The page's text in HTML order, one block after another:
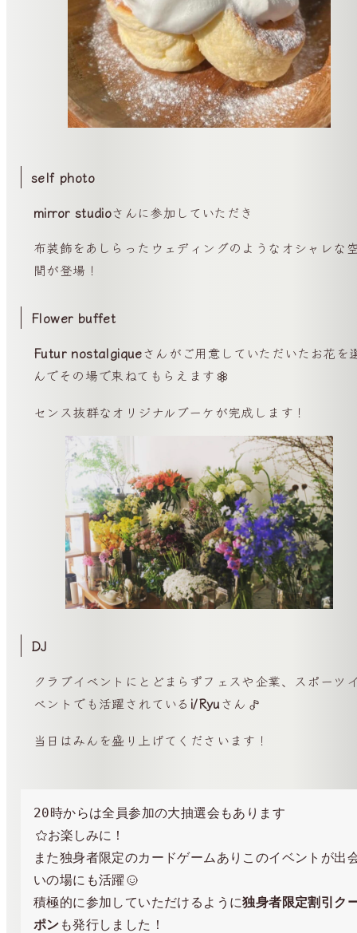
self photo
mirror studioさんに参加していただき
布装飾をあしらったウェディングのようなオシャレな
間が登場！
Flower buffet
Futur nostalgiqueさんがご用意していただいたお花を
んでその場で束ねてもらえます
センス抜群なオリジナルブーケが完成します！
DJ
クラブイベントにとどまらずフェスや企業、スポーツ
ベントでも活躍されている i/Ryuさん
当日はみんを盛り上げてくださいます！
20時からは全員参加の大抽選会もあります
お楽しみに！
また独身者限定のカードゲームありこのイベントが出
いの場にも活躍
積極的に参加していただけるように独身者限定割引ク
ポン も発行しました！